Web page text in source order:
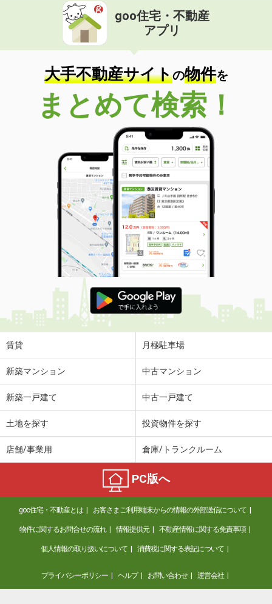
goo住宅・不動産
アプリ
大手不動産サイトの物件を
まとめて検索！
賃貸 月極駐車場
新築マンション 中古マンション
新築一戸建て 中古一戸建て
土地を探す 投資物件を探す
店舗/事業用 倉庫/トランクルーム
PC版へ
goo住宅・不動産とは お客さまご利用端末からの情報の外部送信について
物件に関するお問合せの流れ 情報提供元 不動産情報に関する免責事項
個人情報の取り扱いについて 消費税に関する表記について
プライバシーポリシー ヘルプ お問い合わせ 運営会社